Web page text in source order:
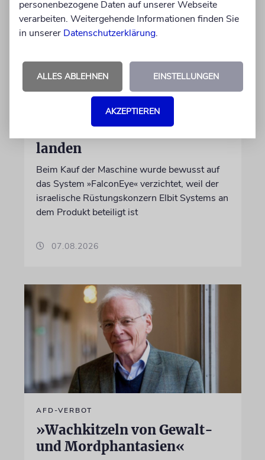
DUBLIN
Wegen Israel-Boykott:
Irisches Regierungsflugzeug
kann nicht mehr im Nebel
landen
Beim Kauf der Maschine wurde bewusst auf
das System »FalconEye« verzichtet, weil der
israelische Rüstungskonzern Elbit Systems an
dem Produkt beteiligt ist
07.08.2026
AFD-VERBOT
»Wachkitzeln von Gewalt-
und Mordphantasien«
personenbezogene Daten auf unserer Webseite
verarbeiten. Weitergehende Informationen finden Sie
in unserer Datenschutzerklärung.
ALLES ABLEHNEN EINSTELLUNGEN
AKZEPTIEREN